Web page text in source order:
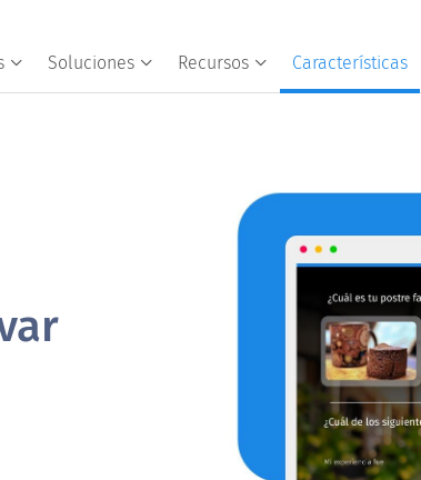
Soluciones Recursos Características